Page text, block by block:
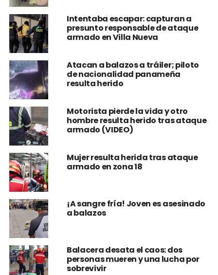
Intentaba escapar: capturan a
presunto responsable de ataque
armado en Villa Nueva
Atacan a balazos a tráiler; piloto
de nacionalidad panameña
resulta herido
Motorista pierde la vida y otro
hombre resulta herido tras ataque
armado (VIDEO)
Mujer resulta herida tras ataque
armado en zona 18
¡A sangre fría! Joven es asesinado
a balazos
Balacera desata el caos: dos
personas mueren y una lucha por
sobrevivir